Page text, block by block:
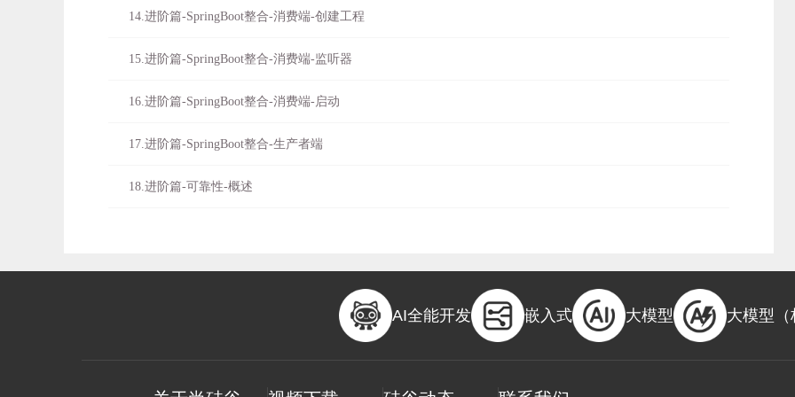
14.进阶篇-SpringBoot整合-消费端-创建工程
15.进阶篇-SpringBoot整合-消费端-监听器
16.进阶篇-SpringBoot整合-消费端-启动
17.进阶篇-SpringBoot整合-生产者端
18.进阶篇-可靠性-概述
20.进阶篇-可靠性-生端确-配置类
AI全能开发 嵌入式 大模型 大模型（